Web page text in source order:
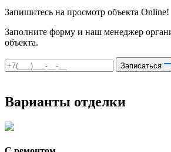
Запишитесь на просмотр объекта Online!
Заполните форму и наш менеджер
объекта.
Записаться
Варианты отделки